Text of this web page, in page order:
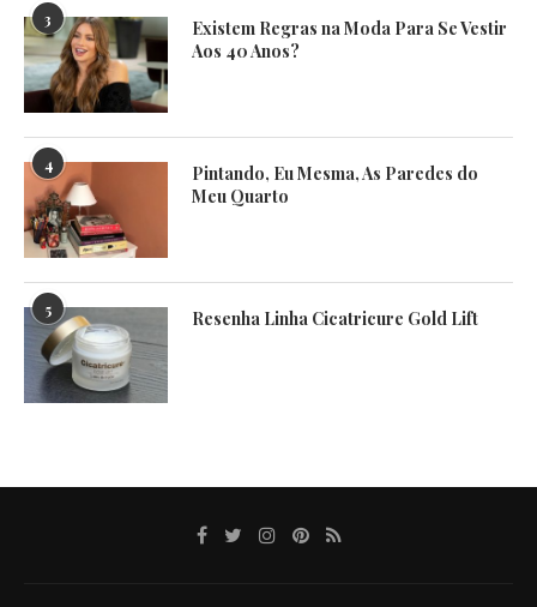
3
Existem Regras na Moda Para Se Vestir
Aos 40 Anos?
4
Pintando, Eu Mesma, As Paredes do
Meu Quarto
5 Resenha Linha Cicatricure Gold Lift